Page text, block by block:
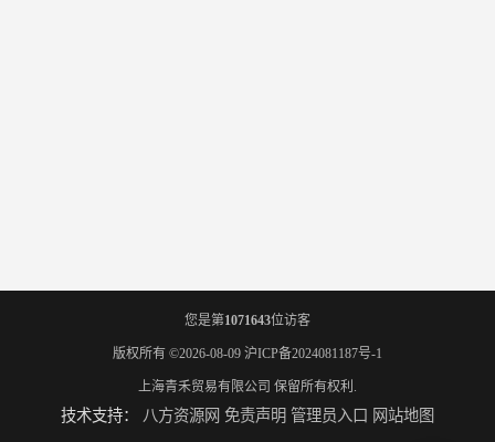
您是第1071643位访客
版权所有 ©2026-08-09 沪ICP备2024081187号-1
上海青禾贸易有限公司 保留所有权利.
技术支持： 八方资源网 免责声明 管理员入口 网站地图